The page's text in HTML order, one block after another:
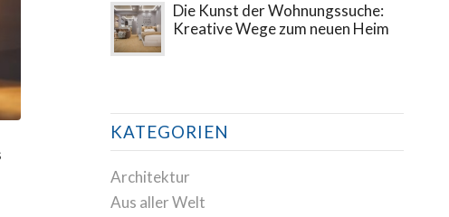
Die Kunst der Wohnungssuche:
Kreative Wege zum neuen Heim
KATEGORIEN
Architektur
Aus aller Welt